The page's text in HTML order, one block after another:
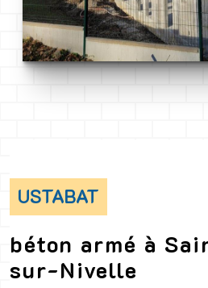
USTABAT
béton armé à
sur-Nivelle